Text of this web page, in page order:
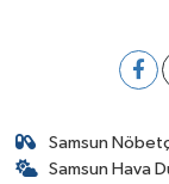
Samsun
Samsun Hava